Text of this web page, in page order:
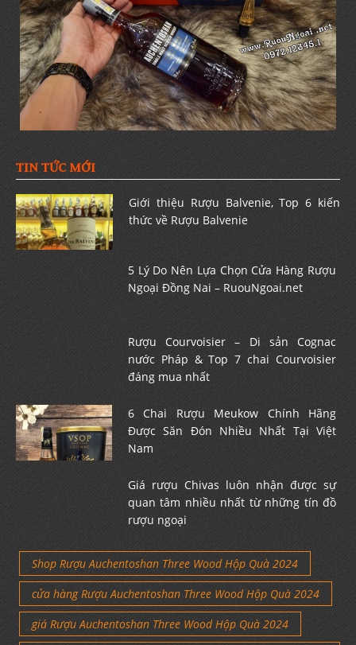
TIN TỨC MỚI
Giới thiệu Rượu Balvenie, Top 6 kiến
thức về Rượu Balvenie
5 Lý Do Nên Lựa Chọn Cửa Hàng Rượu
Ngoại Đồng Nai – RuouNgoai.net
Rượu Courvoisier – Di sản Cognac
nước Pháp & Top 7 chai Courvoisier
đáng mua nhất
6 Chai Rượu Meukow Chính Hãng
Được Săn Đón Nhiều Nhất Tại Việt
Nam
Giá rượu Chivas luôn nhận được sự
quan tâm nhiều nhất từ những tín đồ
rượu ngoại
Shop Rượu Auchentoshan Three Wood Hộp Quà 2024
cửa hàng Rượu Auchentoshan Three Wood Hộp Quà 2024
giá Rượu Auchentoshan Three Wood Hộp Quà 2024